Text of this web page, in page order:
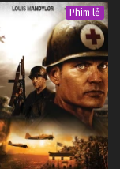
Phim lẻ